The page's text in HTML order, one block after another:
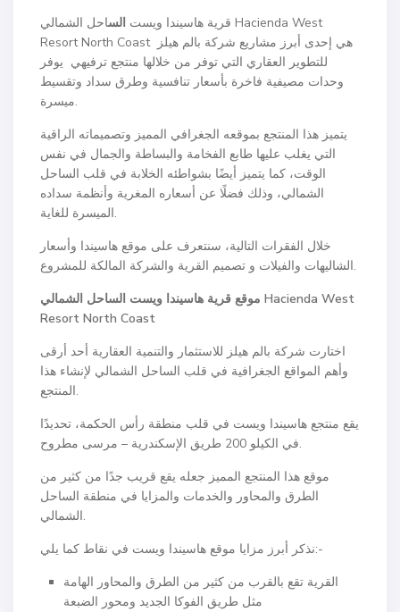
قرية هاسيندا ويست الساحل الشمالي Hacienda West
Resort North Coast هي إحدى أبرز مشاريع شركة بالم هيلز
للتطوير العقاري التي توفر من خلالها منتجع ترفيهي يوفر
وحدات مصيفية فاخرة بأسعار تنافسية وطرق سداد وتقسيط
ميسرة.
يتميز هذا المنتجع بموقعه الجغرافي المميز وتصميماته الراقية
التي يغلب عليها طابع الفخامة والبساطة والجمال في نفس
الوقت، كما يتميز أيضًا بشواطئه الخلابة في قلب الساحل
الشمالي، وذلك فضلًا عن أسعاره المغرية وأنظمة سداده
الميسرة للغاية.
خلال الفقرات التالية، سنتعرف على موقع هاسيندا وأسعار
الشاليهات والفيلات و تصميم القرية والشركة المالكة للمشروع.
موقع قرية هاسيندا ويست الساحل الشماليHacienda West
Resort North Coast
اختارت شركة بالم هيلز للاستثمار والتنمية العقارية أحد أرقى
وأهم المواقع الجغرافية في قلب الساحل الشمالي لإنشاء هذا
المنتجع.
يقع منتجع هاسيندا ويست في قلب منطقة رأس الحكمة، تحديدًا
في الكيلو 200 طريق الإسكندرية – مرسى مطروح.
موقع هذا المنتجع المميز جعله يقع قريب جدًا من كثير من
الطرق والمحاور والخدمات والمزايا في منطقة الساحل
الشمالي.
نذكر أبرز مزايا موقع هاسيندا ويست في نقاط كما يلي:-
القرية تقع بالقرب من كثير من الطرق والمحاور الهامة
مثل طريق الفوكا الجديد ومحور الضبعة